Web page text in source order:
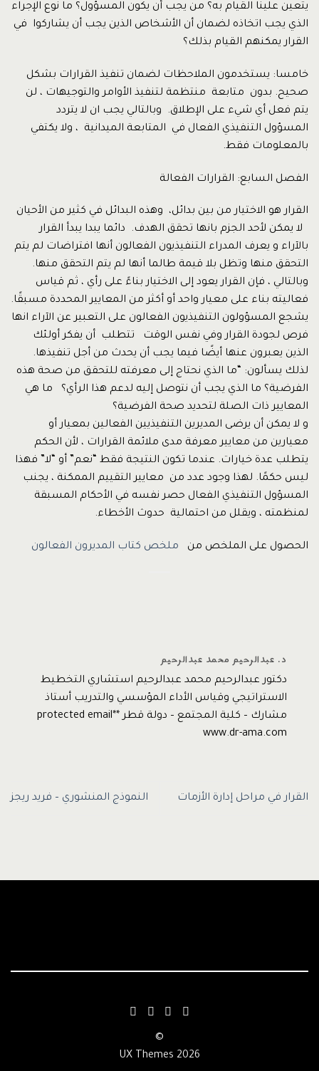
يتعين علينا القيام به؟ من يجب أن يكون المسؤول؟ ما نوع الإجراء
الذي يجب اتخاذه لضمان أن الأشخاص الذين يجب أن يشاركوا في
القرار يمكنهم القيام بذلك؟
خامسا: يستخدمون الملاحظات لضمان تنفيذ القرارات بشكل
صحيح. بدون متابعة منتظمة لتنفيذ الأوامر والتوجيهات ، لن
يتم فعل أي شيء على الإطلاق. وبالتالي يجب ان لا يتردد
المسؤول التنفيذي الفعال في المتابعة الميدانية ، ولا يكتفي
بالمعلومات فقط.
الفصل السابع: القرارات الفعالة
القرار هو الاختيار من بين بدائل، وهذه البدائل في كثير من الأحيان
لا يمكن لأحد الجزم بانها تحقق الهدف. دائما يبدا يبدأ القرار
بالآراء و يعرف المدراء التنفيذيون الفعالون أنها افتراضات لم يتم
التحقق منها وتظل بلا قيمة طالما أنها لم يتم التحقق منها.
وبالتالي ، فإن القرار يعود إلى الاختيار بناءً على رأي ، ثم قياس
فعاليته بناء على معيار واحد أو أكثر من المعايير المحددة مسبقًا.
يشجع المسؤولون التنفيذيون الفعالون على التعبير عن الآراء انها
فرص لجودة القرار وفي نفس الوقت تتطلب أن يفكر أولئك
الذين يعبرون عنها أيضًا فيما يجب أن يحدث من أجل تنفيذها.
لذلك يسألون: “ما الذي نحتاج إلى معرفته للتحقق من صحة هذه
الفرضية؟ ما الذي يجب أن نتوصل إليه لدعم هذا الرأي؟ ما هي
المعايير ذات الصلة لتحديد صحة الفرضية؟
و لا يمكن أن يرضى المديرين التنفيذيين الفعالين بمعيار أو
معيارين من معايير معرفة مدى ملائمة القرارات ، لأن الحكم
يتطلب عدة خيارات. عندما تكون النتيجة فقط “نعم” أو “لا” فهذا
ليس حكمًا. لهذا وجود عدد من معايير التقييم الممكنة ، يجنب
المسؤول التنفيذي الفعال حصر نفسه في الأحكام المسبقة
لمنظمته ، ويقلل من احتمالية حدوث الأخطاء.
الحصول على الملخص من ملخص كتاب المديرون الفعالون
د. عبدالرحيم محمد عبدالرحيم
دكتور عبدالرحيم محمد عبدالرحيم استشاري التخطيط
الاستراتيجي وقياس الأداء المؤسسي والتدريب أستاذ
مشارك – كلية المجتمع – دولة قطر *protected email*
www.dr-ama.com
القرار في مراحل إدارة الأزمات النموذج المنشوري – فريد ريجز
©
2026 UX Themes